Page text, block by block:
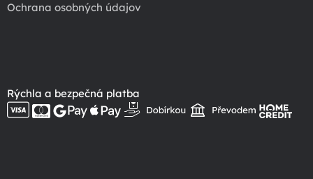
Ochrana osobných údajov
Rýchla a bezpečná platba